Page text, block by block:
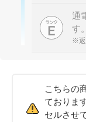
通
す。
※返
こちらの
ておりま
セルさせ